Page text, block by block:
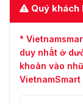
Quý
*
duy nhất ở
khoản vào